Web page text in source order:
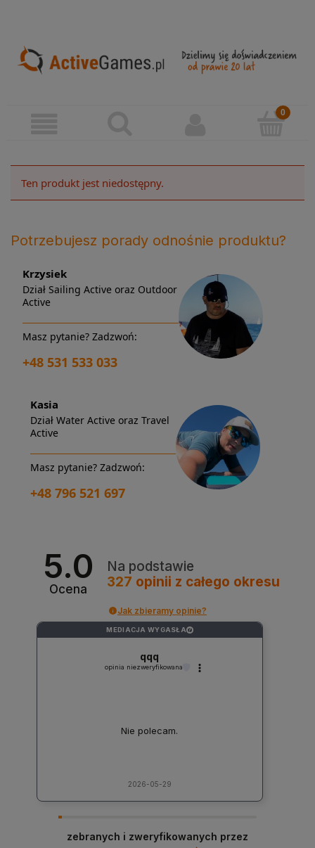
Ten produkt jest niedostępny.
Potrzebujesz porady odnośnie produktu?
Krzysiek
Dział Sailing Active oraz Outdoor
Active
Masz pytanie? Zadzwoń:
+48 531 533 033
Kasia
Dział Water Active oraz Travel
Active
Masz pytanie? Zadzwoń:
+48 796 521 697
5.0
Ocena
Na podstawie
327 opinii z całego okresu
Jak zbieramy opinie?
MEDIACJA WYGASŁA ?
qqq
opinia niezweryfikowana
Nie polecam.
2026-05-29
zebranych i zweryfikowanych przez